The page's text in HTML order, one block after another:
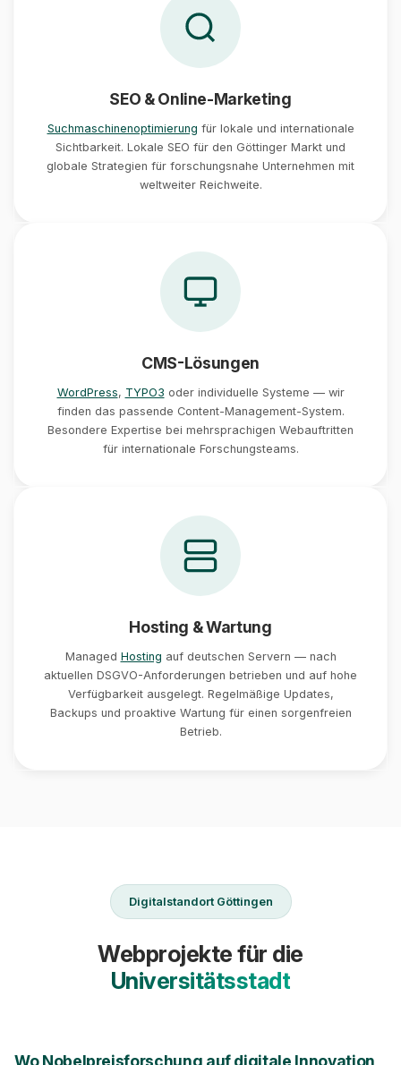
SEO & Online-Marketing
Suchmaschinenoptimierung für lokale und internationale
Sichtbarkeit. Lokale SEO für den Göttinger Markt und
globale Strategien für forschungsnahe Unternehmen mit
weltweiter Reichweite.
CMS-Lösungen
WordPress, TYPO3 oder individuelle Systeme — wir
finden das passende Content-Management-System.
Besondere Expertise bei mehrsprachigen Webauftritten
für internationale Forschungsteams.
Hosting & Wartung
Managed Hosting auf deutschen Servern — nach
aktuellen DSGVO-Anforderungen betrieben und auf hohe
Verfügbarkeit ausgelegt. Regelmäßige Updates,
Backups und proaktive Wartung für einen sorgenfreien
Betrieb.
Digitalstandort Göttingen
Webprojekte für die
Universitätsstadt
Wo Nobelpreisforschung auf digitale Innovation